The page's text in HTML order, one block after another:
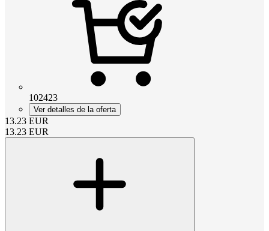
102423
Ver detalles de la oferta
13.23 EUR
13.23 EUR